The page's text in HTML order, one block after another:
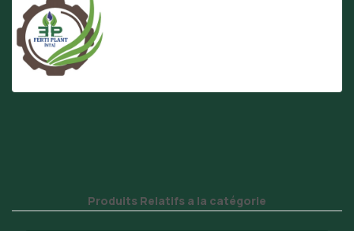
Produits Relatifs a la catégorie